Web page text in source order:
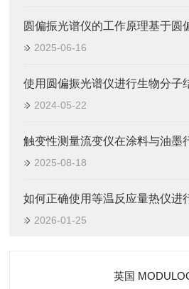
圆偏振光谱仪的工作原理基于圆
2025-06-16
使用圆偏振光谱仪进行生物分子
2024-05-22
触变性测量流变仪在涂料与油墨
2025-08-18
如何正确使用等温反应量热仪进
2026-01-25